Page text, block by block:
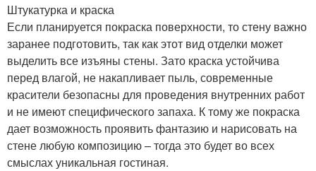
Штукатурка и краска
Если планируется покраска поверхности, то стену важно
заранее подготовить, так как этот вид отделки может
выделить все изъяны стены. Зато краска устойчива
перед влагой, не накапливает пыль, современные
красители безопасны для проведения внутренних работ
и не имеют специфического запаха. К тому же покраска
дает возможность проявить фантазию и нарисовать на
стене любую композицию – тогда это будет во всех
смыслах уникальная гостиная.